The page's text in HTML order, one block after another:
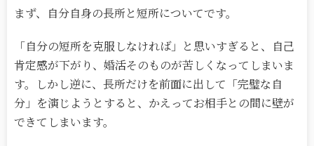
まず、自分自身の長所と短所についてです。
「自分の短所を克服しなければ」と思いすぎると、自己
肯定感が下がり、婚活そのものが苦しくなってしまいま
す。しかし逆に、長所だけを前面に出して「完璧な自
分」を演じようとすると、かえってお相手との間に壁が
できてしまいます。